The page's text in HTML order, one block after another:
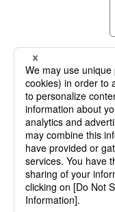
〒102-0093 東京都
TEL：03-3263-
麹町店
〒102-
13 8F［
TEL：
3116
大阪店
〒541-
4-2-10
大西ビ